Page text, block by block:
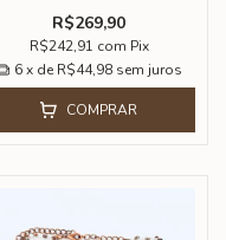
R$269,90
R$242,91 com Pix
6 x de R$44,98 sem juros
COMPRAR